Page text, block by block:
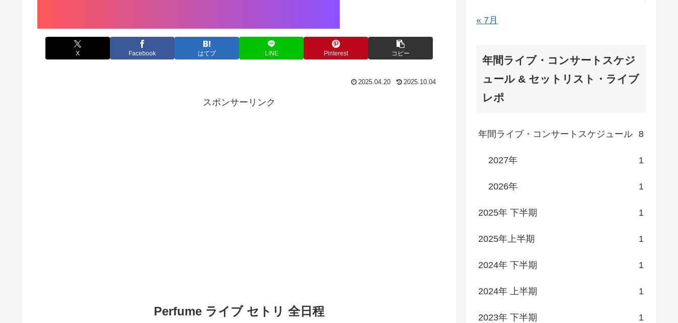
X Facebook はてブ LINE Pinterest コピー
2025.04.20 2025.10.04
スポンサーリンク
Perfume ライブ セトリ 全日程
« 7月
年間ライブ・コンサートスケジ
ュール & セットリスト・ライブ
レポ
年間ライブ・コンサートスケジュール 8
2027年 1
2026年 1
2025年 下半期 1
2025年上半期 1
2024年 下半期 1
2024年 上半期 1
2023年 下半期 1